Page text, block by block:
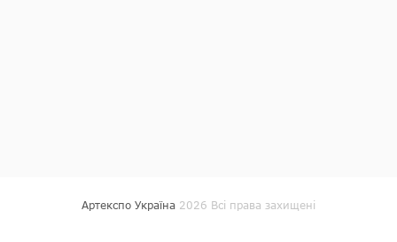
Артекспо Україна 2026 Всі права захищені